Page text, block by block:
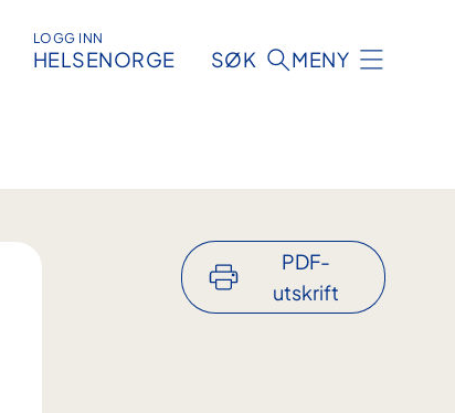
LOGG INN
HELSENORGE SØK MENY
PDF-
utskrift